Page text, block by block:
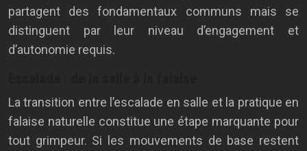
partagent des fondamentaux communs mais se
distinguent par leur niveau d’engagement et
d’autonomie requis.
La transition entre l’escalade en salle et la pratique en
falaise naturelle constitue une étape marquante pour
tout grimpeur. Si les mouvements de base restent